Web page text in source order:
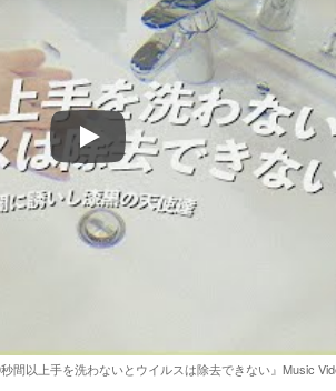
Play
間以上手を洗わないとウイルスは除去できない』Music